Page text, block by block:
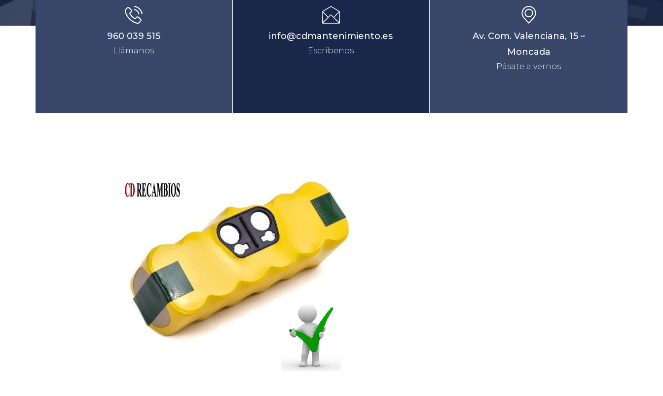
960 039 515
Llámanos
info@cdmantenimiento.es
Escríbenos
Av. Com. Valenciana, 15 –
Moncada
Pásate a vernos